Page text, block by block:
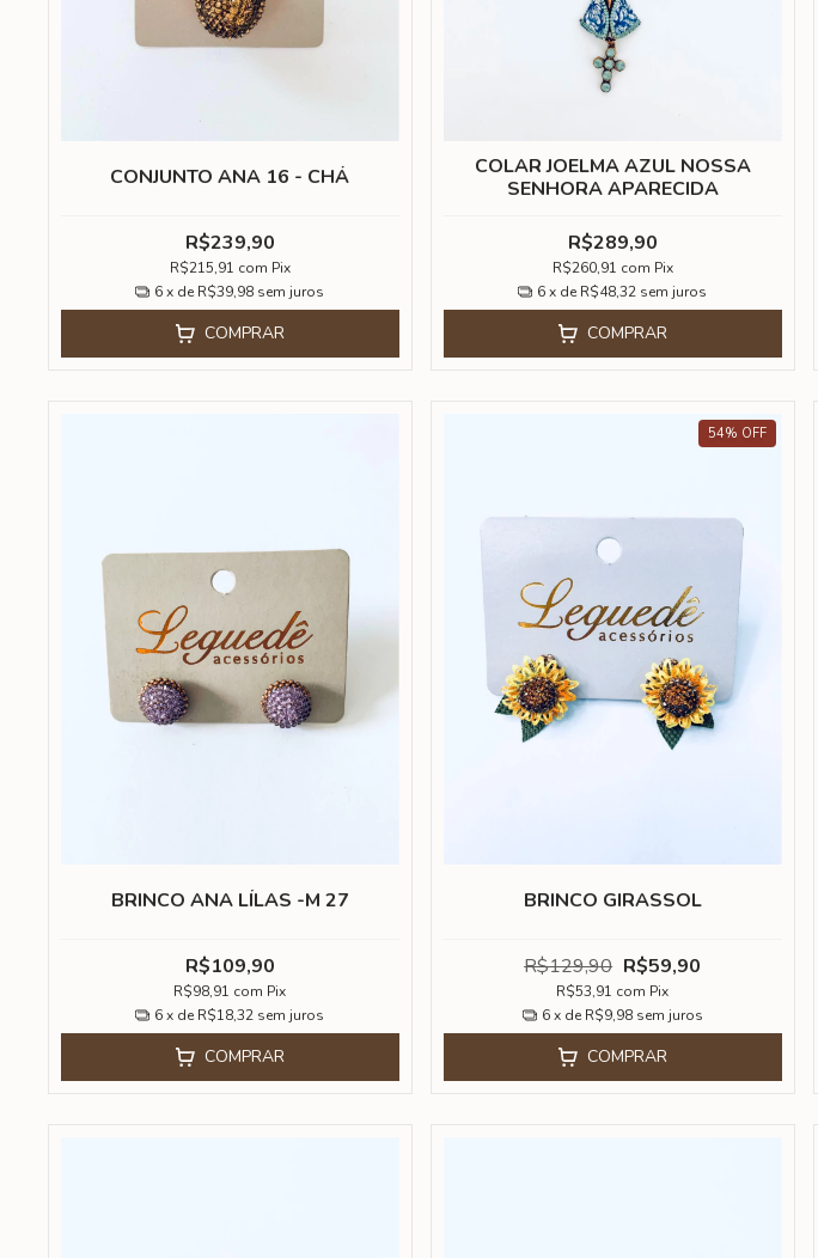
CONJUNTO ANA 16 - CHÁ
R$239,90
R$215,91 com Pix
6 x de R$39,98 sem juros
COMPRAR
COLAR JOELMA AZUL NOSSA
SENHORA APARECIDA
R$289,90
R$260,91 com Pix
6x de R$48,32 sem juros
COMPRAR
BRINCO ANA LÍLAS -M 27
R$109,90
R$98,91 com Pix
6 x de R$18,32 sem juros
COMPRAR
54% OFF
BRINCO GIRASSOL
R$129,90 R$59,90
R$53,91 com Pix
6 x de R$9,98 sem juros
COMPRAR